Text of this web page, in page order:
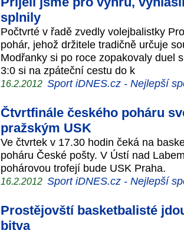
splnily
Počtvrté v řadě zvedly volejbalistky
pohár, jehož držitele tradičně určuje
Modřanky si po roce zopakovaly duel
3:0 si na zpáteční cestu do k
16.2.2012 Sport iDNES.cz - Nejlepší
Čtvrtfinále českého poháru
pražským USK
Ve čtvrtek v 17.30 hodin čeká na
poháru České pošty. V Ústí nad
pohárovou trofejí bude USK Praha.
16.2.2012 Sport iDNES.cz - Nejlepší
Prostějovští basketbalisté
bitva